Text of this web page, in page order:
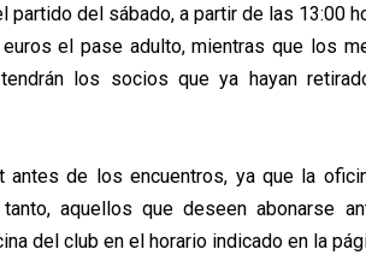
del sábado, a partir de las 13:00
el pase adulto, mientras que los
los socios que ya hayan
de los encuentros, ya que la
aquellos que deseen abonarse
del club en el horario indicado en la